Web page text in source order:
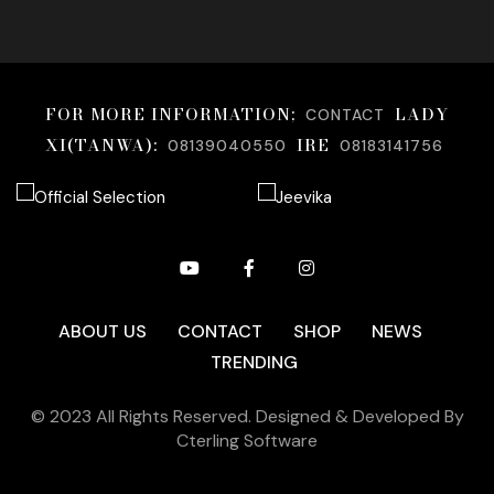
FOR MORE INFORMATION; CONTACT
LADY
XI(TANWA): 08139040550 IRE 08183141756
ABOUT US CONTACT SHOP
NEWS
TRENDING
© 2023 All Rights Reserved. Designed & Developed By
Cterling Software